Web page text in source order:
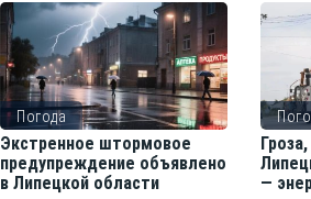
Погода
Экстренное штормовое
предупреждение объявлено
в Липецкой области
—